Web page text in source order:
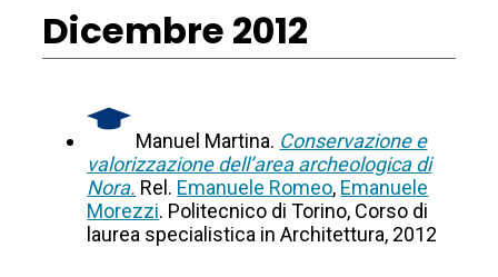
Dicembre 2012
Manuel Martina. Conservazione e
valorizzazione dell’area archeologica di
Nora. Rel. Emanuele Romeo, Emanuele
Morezzi. Politecnico di Torino, Corso di
laurea specialistica in Architettura, 2012